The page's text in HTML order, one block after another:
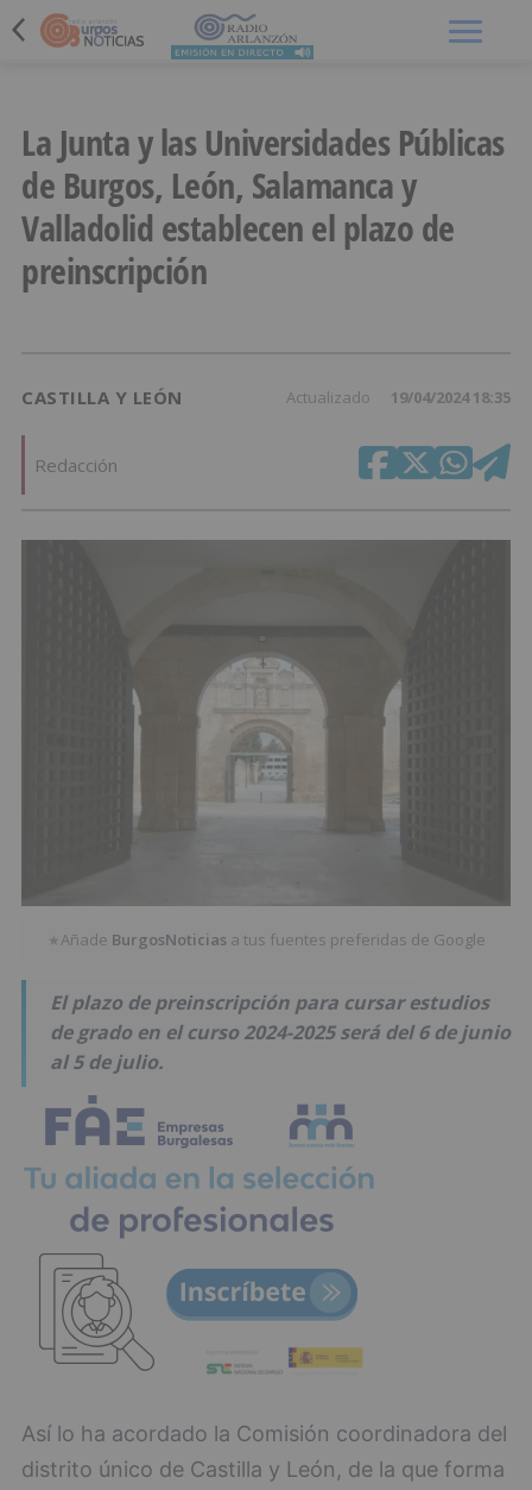
La Junta y las Universidades Públicas
de Burgos, León, Salamanca y
Valladolid establecen el plazo de
preinscripción
CASTILLA Y LEÓN Actualizado 19/04/2024 18:35
Redacción
★Añade BurgosNoticias a tus fuentes preferidas de Google
El plazo de preinscripción para cursar estudios
de grado en el curso 2024-2025 será del 6 de junio
al 5 de julio.
Así lo ha acordado la Comisión coordinadora del
distrito único de Castilla y León, de la que forma